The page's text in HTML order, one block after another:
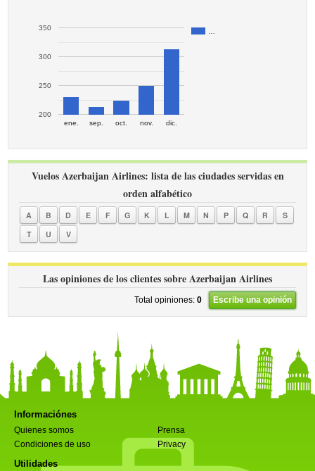
ene. sep. oct. nov. dic.
200
250
300
350
Vuelos Azerbaijan Airlines: lista de las ciudades servidas en
orden alfabético
A B D E F G K L M N P Q R
S
T
U V
Las opiniones de los clientes sobre Azerbaijan Airlines
Total opiniones: 0 Escribe una opinión
Informaciónes
Quienes somos
Prensa
Condiciones de uso
Privacy
Utilidades